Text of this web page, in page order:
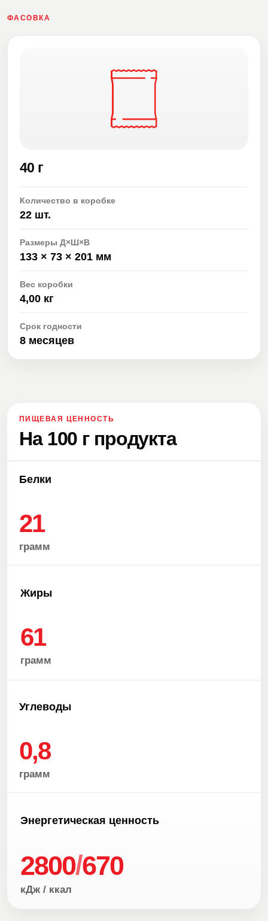
ФАСОВКА
40 г
Количество в коробке
22 шт.
Размеры Д×Ш×В
133 × 73 × 201 мм
Вес коробки
4,00 кг
Срок годности
8 месяцев
ПИЩЕВАЯ ЦЕННОСТЬ
На 100 г продукта
Белки
21
грамм
Жиры
61
грамм
Углеводы
0,8
грамм
Энергетическая ценность
2800/670
кДж / ккал